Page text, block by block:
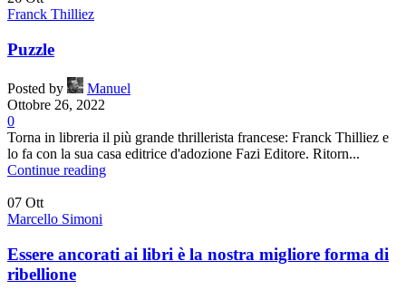
Franck Thilliez
Puzzle
Posted by
Manuel
Ottobre 26, 2022
0
Torna in libreria il più grande thrillerista francese: Franck Thilliez e
lo fa con la sua casa editrice d'adozione Fazi Editore. Ritorn...
Continue reading
07 Ott
Marcello Simoni
Essere ancorati ai libri è la nostra migliore forma di
ribellione